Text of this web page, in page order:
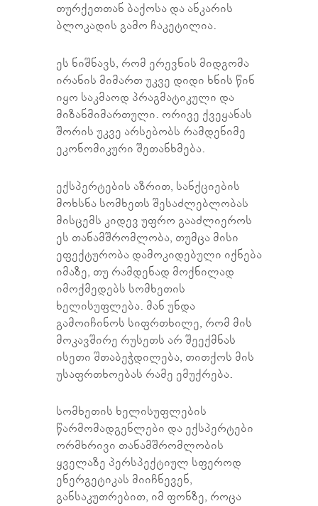
თურქეთთან ბაქოსა და ანკარის
ბლოკადის გამო ჩაკეტილია.
ეს ნიშნავს, რომ ერევნის მიდგომა
ირანის მიმართ უკვე დიდი ხნის წინ
იყო საკმაოდ პრაგმატიკული და
მიზანმიმართული. ორივე ქვეყანას
შორის უკვე არსებობს რამდენიმე
ეკონომიკური შეთანხმება.
ექსპერტების აზრით, სანქციების
მოხსნა სომხეთს შესაძლებლობას
მისცემს კიდევ უფრო გააძლიეროს
ეს თანამშრომლობა, თუმცა მისი
ეფექტურობა დამოკიდებული იქნება
იმაზე, თუ რამდენად მოქნილად
იმოქმედებს სომხეთის
ხელისუფლება. მან უნდა
გამოიჩინოს სიფრთხილე, რომ მის
მოკავშირე რუსეთს არ შეექმნას
ისეთი შთაბეჭდილება, თითქოს მის
უსაფრთხოებას რამე ემუქრება.
სომხეთის ხელისუფლების
წარმომადგენლები და ექსპერტები
ორმხრივი თანამშრომლობის
ყველაზე პერსპექტიულ სფეროდ
ენერგეტიკას მიიჩნევენ,
განსაკუთრებით, იმ ფონზე, როცა